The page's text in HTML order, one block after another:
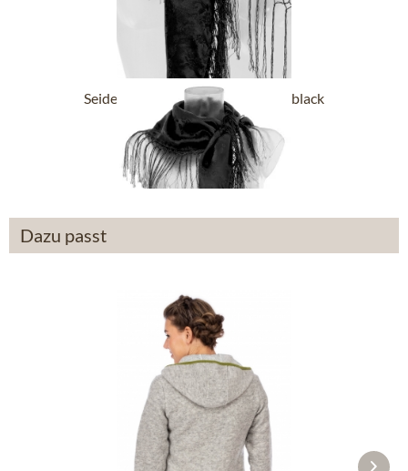
Seidentuch mit Fransen 122-129 black
54,90 €
Dazu passt